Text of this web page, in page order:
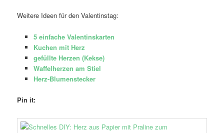
Weitere Ideen für den Valentinstag:
5 einfache Valentinskarten
Kuchen mit Herz
gefüllte Herzen (Kekse)
Waffelherzen am Stiel
Herz-Blumenstecker
Pin it: